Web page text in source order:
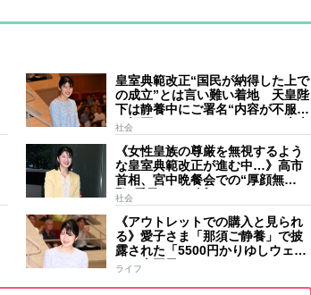
皇室典範改正“国民が納得した上で
の成立”とは言い難い着地 天皇陛
下は静養中にご署名“内容が不服で
も拒否することはできない” 米大
手紙は男系男子に固執する日本の
現状を批判的に報道
社会
《女性皇族の尊厳を無視するよう
な皇室典範改正が進む中…》高市
首相、宮中晩餐会での“厚顔無
恥”愛子さまに近づきハイテンショ
ンで会話、小泉進次郎夫妻と30分
ほど取り囲む
社会
《アウトレットでの購入と見られ
る》愛子さま「那須ご静養」で披
露された「5500円かりゆしウェ
ア」南国風リンクコーデ
ライフ